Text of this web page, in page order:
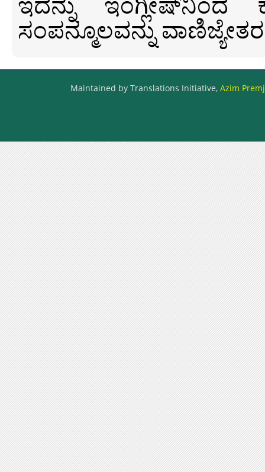
ಸಂಪನ್ಮೂಲವನ್ನು
Maintained by Translations Initiative, Azim